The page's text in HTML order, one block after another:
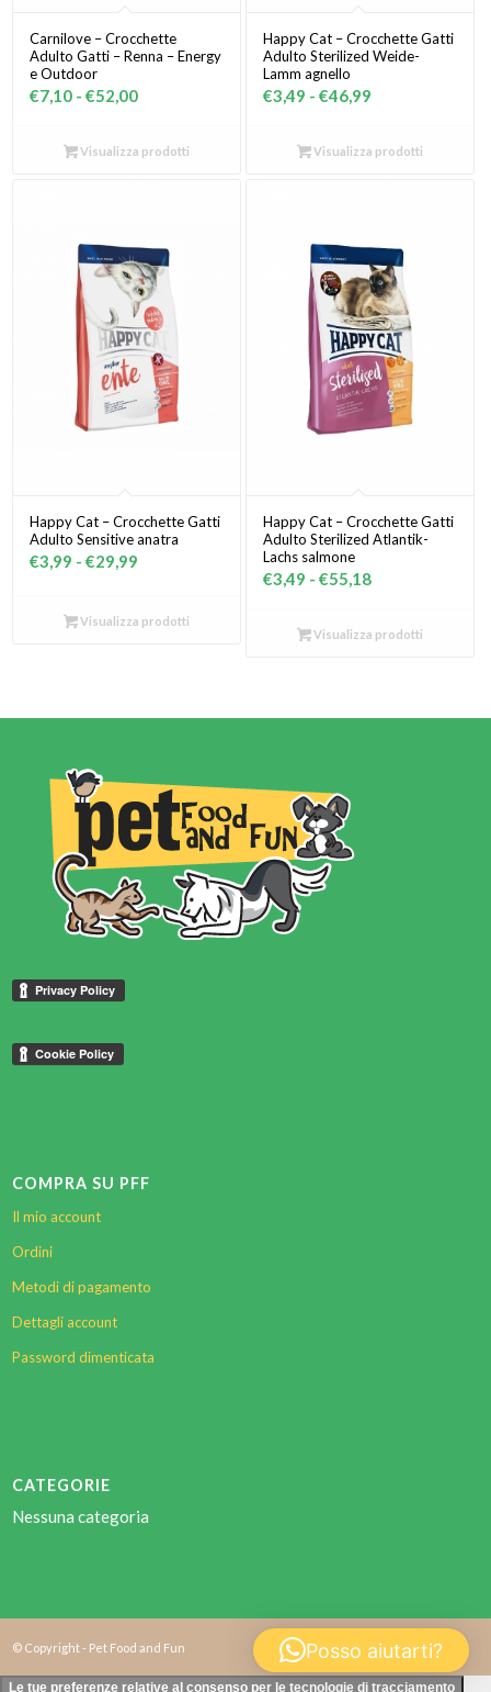
Carnilove – Crocchette
Adulto Gatti – Renna – Energy
e Outdoor
€7,10 - €52,00Fascia
prezzo:
€52,00
Visualizza prodotti
Happy Cat – Crocchette Gatti
Adulto Sterilized Weide-
Lamm agnello
€3,49 - €46,99Fascia
prezzo:
€46,99
Visualizza prodotti
Happy Cat – Crocchette Gatti
Adulto Sensitive anatra
€3,99 - €29,99
prezzo:
€29,99
Visualizza prodotti
Happy Cat – Crocchette Gatti
Adulto Sterilized Atlantik-
Lachs salmone
€3,49 - €55,18Fascia
prezzo:
Visualizza prodotti
COMPRA SU PFF
Il mio account
Ordini
Metodi di pagamento
Dettagli account
Password dimenticata
CATEGORIE
Nessuna categoria
© Copyright - Pet Food and Fun Posso aiutarti?
Le tue preferenze relative al consenso per le tecnologie di tracciamento